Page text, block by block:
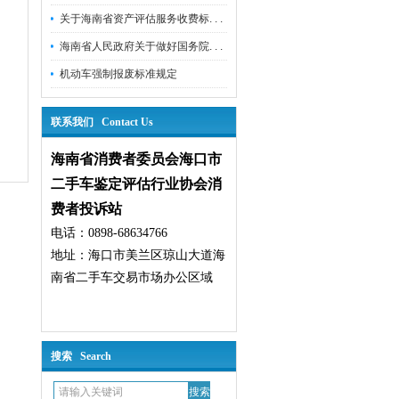
关于海南省资产评估服务收费标. . .
海南省人民政府关于做好国务院. . .
机动车强制报废标准规定
联系我们 Contact Us
海南省消费者委员会海口市
二手车鉴定评估行业协会消
费者投诉站
电话：0898-68634766
地址：海口市美兰区琼山大道海
南省二手车交易市场办公区域
搜索 Search